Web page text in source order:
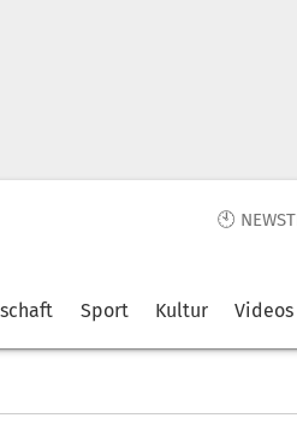
🕙
Sport Kultur Videos